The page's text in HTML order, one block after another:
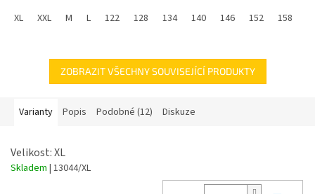
Dres GRIMALDO Španělsko je ikonickým kouskem, který
XL XXL M L 122 128 134 140 146 152 158
ZOBRAZIT VŠECHNY SOUVISEJÍCÍ PRODUKTY
Varianty Popis Podobné (12) Diskuze
Velikost: XL
Skladem | 13044/XL